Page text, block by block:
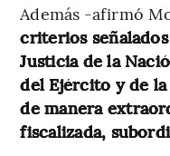
Además -afirmó
criterios
Justicia de la
del Ejército y de
de manera
fiscalizada,